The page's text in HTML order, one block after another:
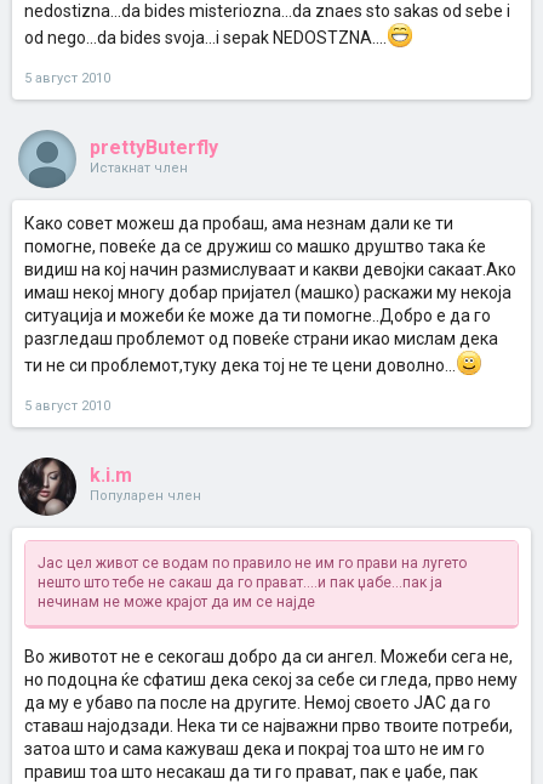
nedostizna...da bides misteriozna...da znaes sto sakas od sebe i
od nego...da bides svoja...i sepak NEDOSTZNA....
5 август 2010
prettyButerfly
Истакнат член
Како совет можеш да пробаш, ама незнам дали ке ти
помогне, повеќе да се дружиш со машко друштво така ќе
видиш на кој начин размислуваат и какви девојки сакаат.Ако
имаш некој многу добар пријател (машко) раскажи му некоја
ситуација и можеби ќе може да ти помогне..Добро е да го
разгледаш проблемот од повеќе страни икао мислам дека
ти не си проблемот,туку дека тој не те цени доволно...
5 август 2010
k.i.m
Популарен член
Јас цел живот се водам по правило не им го прави на лугето
нешто што тебе не сакаш да го прават....и пак џабе...пак ја
нечинам не може крајот да им се најде
Во животот не е секогаш добро да си ангел. Можеби сега не,
но подоцна ќе сфатиш дека секој за себе си гледа, прво нему
да му е убаво па после на другите. Немој своето ЈАС да го
ставаш најодзади. Нека ти се најважни прво твоите потреби,
затоа што и сама кажуваш дека и покрај тоа што не им го
правиш тоа што несакаш да ти го прават, пак е џабе, пак